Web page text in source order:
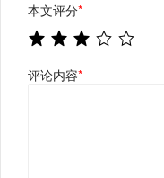
本文评分*
评论内容*